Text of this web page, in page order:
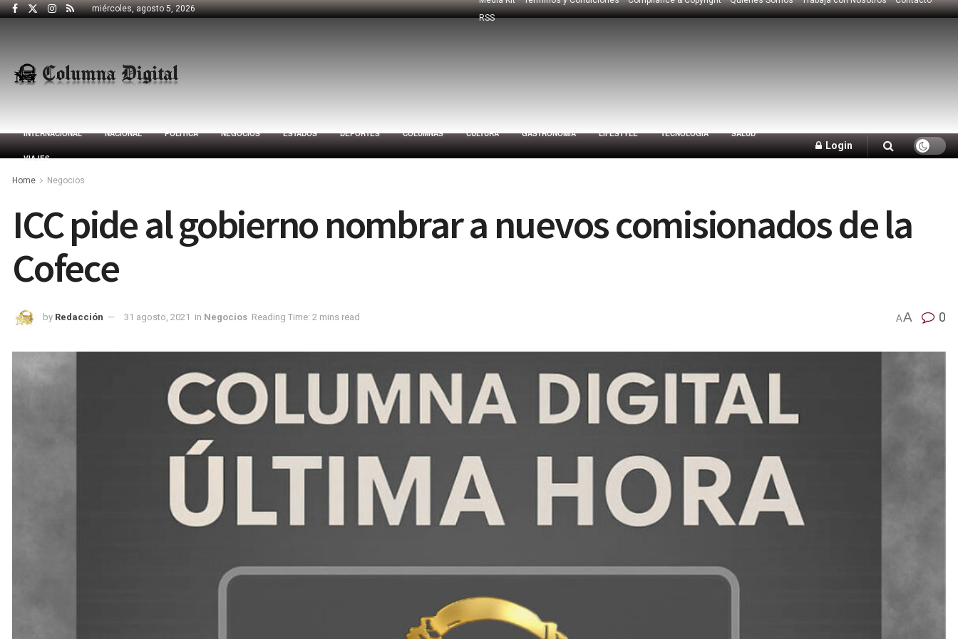
miércoles, agosto 5, 2026
RSS
INTERNACIONAL NACIONAL POLÍTICA NEGOCIOS ESTADOS DEPORTES COLUMNAS CULTURA GASTRONOMÍA LIFESTYLE TECNOLOGÍA SALUD
VIAJES
Login
Home Negocios
ICC pide al gobierno nombrar a nuevos comisionados de la
Cofece
by Redacción 31 agosto, 2021 in Negocios Reading Time: 2 mins read AA 0